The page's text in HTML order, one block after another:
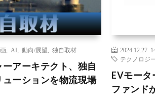
AI 動向/展望 独自取材
ーアーキテクト、独自
ーションを物流現場
2024.12.27
テクノロジ
EVモー
ファンド